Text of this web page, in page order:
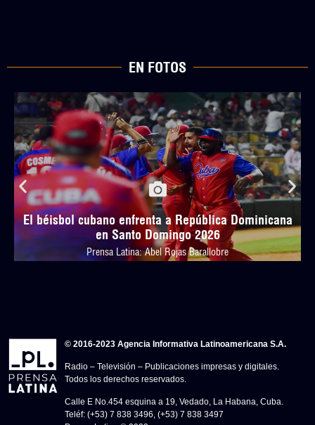
EN FOTOS
El béisbol cubano enfrenta a República Dominicana
en Santo Domingo 2026
Prensa Latina: Abel Rojas Barallobre
© 2016-2023 Agencia Informativa Latinoamericana S.A.
Radio – Televisión – Publicaciones impresas y digitales.
Todos los derechos reservados.
Calle E No.454 esquina a 19, Vedado, La Habana, Cuba.
Teléf: (+53) 7 838 3496, (+53) 7 838 3497